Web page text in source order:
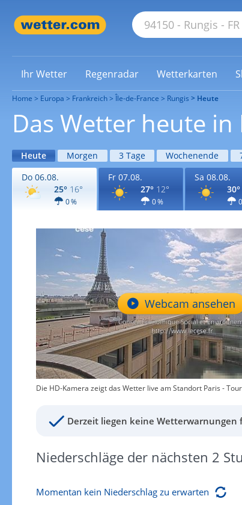
Ihr Wetter Regenradar Wetterkarten
Home Europa Frankreich Île-de-France Rungis Heute
Das Wetter heute in
Heute Morgen 3 Tage Wochenende
Do 06.08.
25° 16°
0 %
Fr 07.08.
27° 12°
0 %
Sa 08.08.
30°
Webcam ansehen
Die HD-Kamera zeigt das Wetter live am Standort Paris -
Derzeit liegen keine Wetterwarnungen
Niederschläge der nächsten 2
Momentan kein Niederschlag zu erwarten